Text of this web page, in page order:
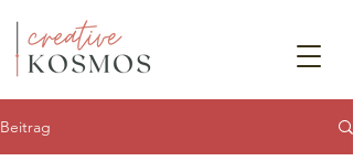
Beitrag